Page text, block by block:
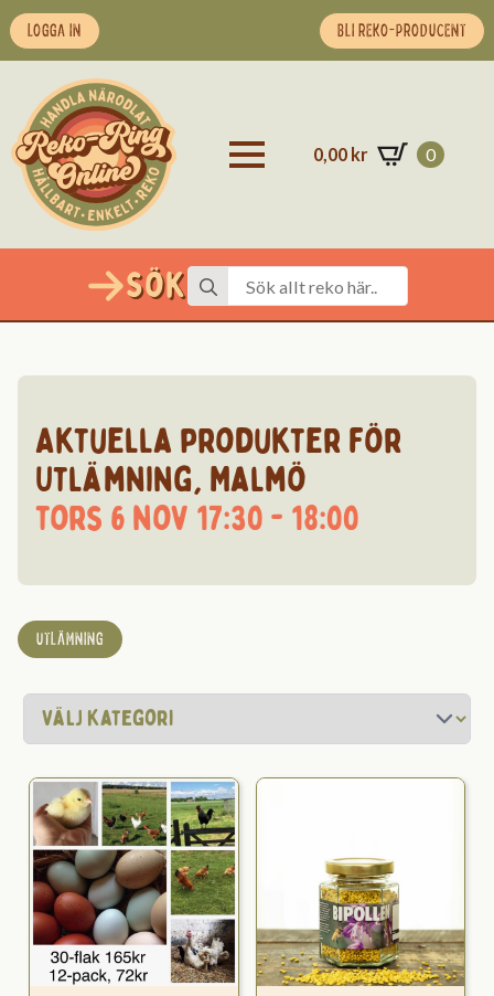
LOGGA IN BLI REKO-PRODUCENT
0,00 kr 0
Sök Search
for:
Aktuella produkter för
Utlämning, Malmö
tors 6 nov 17:30 - 18:00
UTLÄMNING